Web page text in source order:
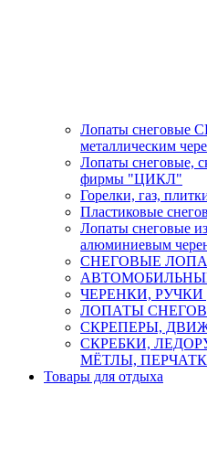
Лопаты снеговые
металлическим
Лопаты снеговые,
фирмы "ЦИКЛ"
Горелки, газ,
Пластиковые
Лопаты снеговые
алюминиевым
СНЕГОВЫЕ
ЧЕРЕНКИ,
ЛОПАТЫ
СКРЕПЕРЫ,
СКРЕБКИ,
МЁТЛЫ,
Товары для отдыха